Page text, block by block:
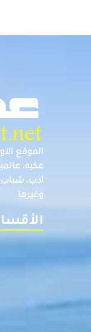
الموقع
عكيه،
ادب، شباب
وغيرها